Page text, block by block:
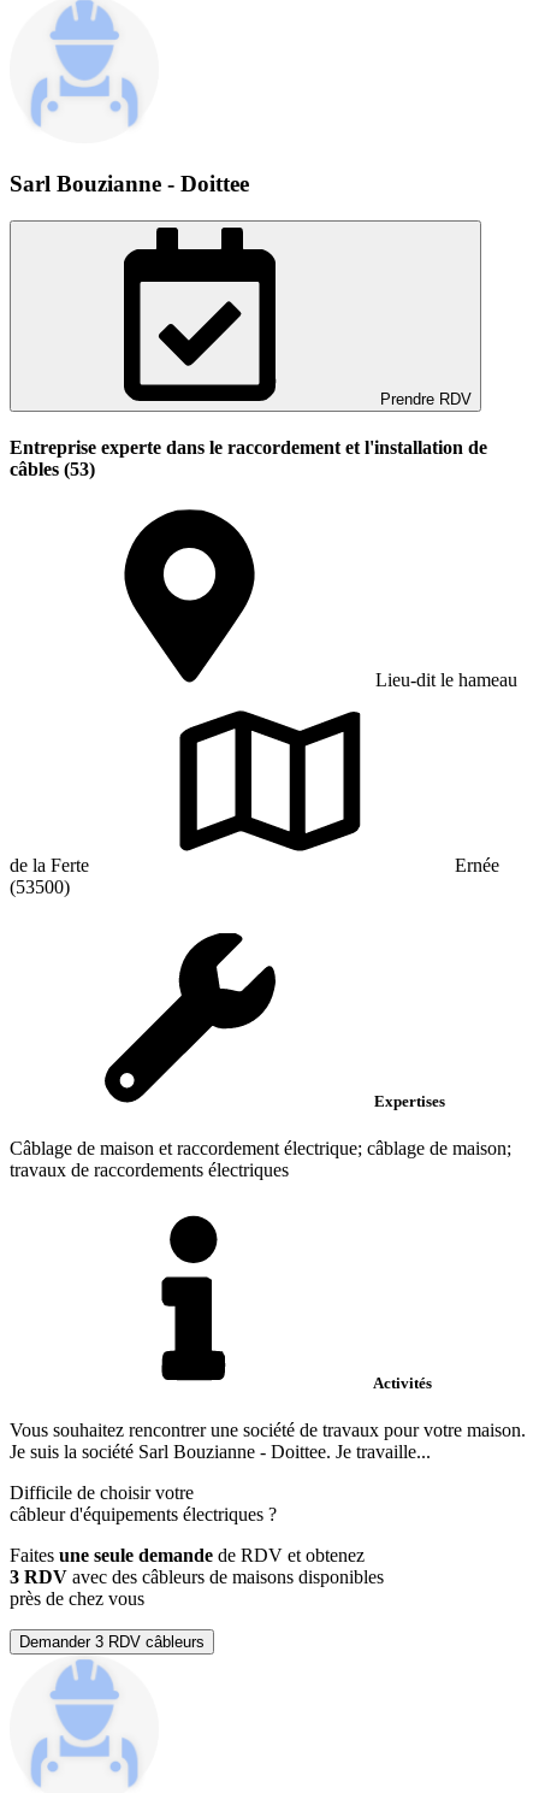
Sarl Bouzianne - Doittee
Prendre RDV
Entreprise experte dans le raccordement et l'installation de
câbles (53)
Lieu-dit le hameau
de la Ferte
Ernée
(53500)
Expertises
Câblage de maison et raccordement électrique; câblage de maison;
travaux de raccordements électriques
Activités
Vous souhaitez rencontrer une société de travaux pour votre maison.
Je suis la société Sarl Bouzianne - Doittee. Je travaille...
Difficile de choisir votre
câbleur d'équipements électriques ?
Faites une seule demande de RDV et obtenez
3 RDV avec des câbleurs de maisons disponibles
près de chez vous
Demander 3 RDV câbleurs